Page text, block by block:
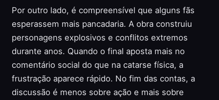
Por outro lado, é compreensível que alguns fãs
esperassem mais pancadaria. A obra construiu
personagens explosivos e conflitos extremos
durante anos. Quando o final aposta mais no
comentário social do que na catarse física, a
frustração aparece rápido. No fim das contas, a
discussão é menos sobre ação e mais sobre